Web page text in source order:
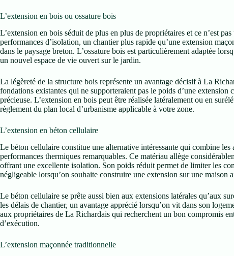
L’extension en bois ou ossature bois
L’extension en bois séduit de plus en plus de propriétaires et ce n’est
performances d’isolation, un chantier plus rapide qu’une extension
dans le paysage breton. L’ossature bois est particulièrement adaptée
un nouvel espace de vie ouvert sur le jardin.
La légèreté de la structure bois représente un avantage décisif à La
fondations existantes qui ne supporteraient pas le poids d’une
précieuse. L’extension en bois peut être réalisée latéralement ou en
règlement du plan local d’urbanisme applicable à votre zone.
L’extension en béton cellulaire
Le béton cellulaire constitue une alternative intéressante qui combine
performances thermiques remarquables. Ce matériau allège
offrant une excellente isolation. Son poids réduit permet de limiter les
négligeable lorsqu’on souhaite construire une extension sur une maison
Le béton cellulaire se prête aussi bien aux extensions latérales qu’aux
les délais de chantier, un avantage apprécié lorsqu’on vit dans son
aux propriétaires de La Richardais qui recherchent un bon compromis
d’exécution.
L’extension maçonnée traditionnelle